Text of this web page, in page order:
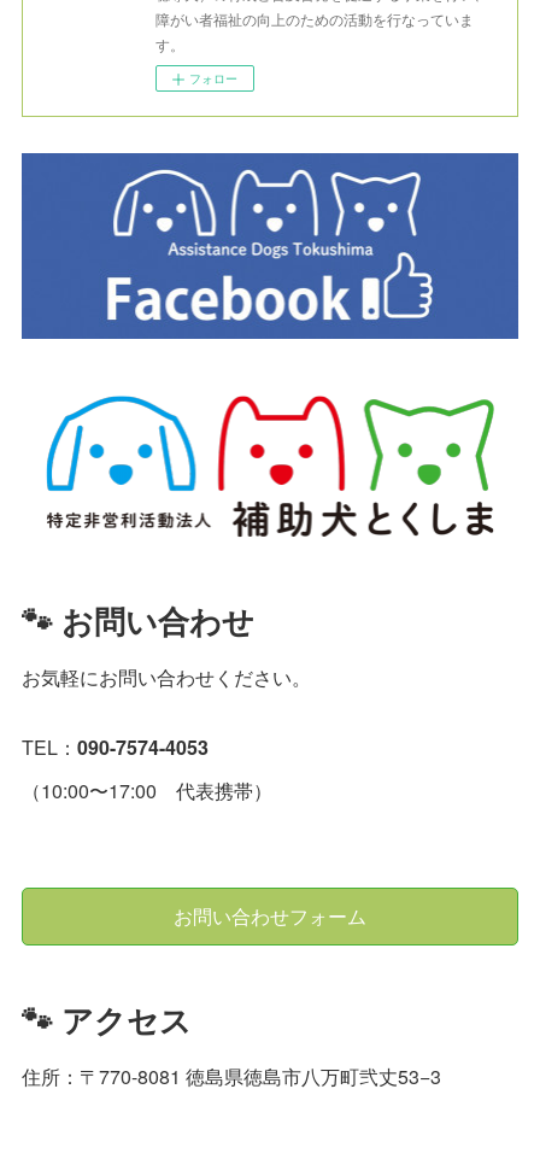
障がい者福祉の向上のための活動を行なっていま
す。
フォロー
🐾 お問い合わせ
お気軽にお問い合わせください。
TEL：090-7574-4053
（10:00〜17:00 代表携帯）
お問い合わせフォーム
🐾 アクセス
住所：〒770-8081 徳島県徳島市八万町弐丈53−3